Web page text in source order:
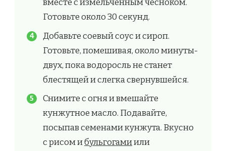
вместе с измельченным чесноком.
Готовьте около 30 секунд.
Добавьте соевый соус и сироп.
Готовьте, помешивая, около минуты-
двух, пока водоросль не станет
блестящей и слегка свернувшейся.
Снимите с огня и вмешайте
кунжутное масло. Подавайте,
посыпав семенами кунжута. Вкусно
с рисом ибульгогамиили